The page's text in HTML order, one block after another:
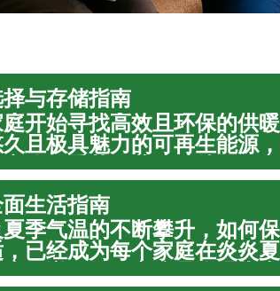
与存储指南
开始寻找高效且环保的供
且极具魅力的可再生能源
冷的季节里营造独特的居
型木材的选择标准、干燥
生活指南
季气温的不断攀升，如何
已经成为每个家庭在炎炎
篇详尽的居家防暑降温指